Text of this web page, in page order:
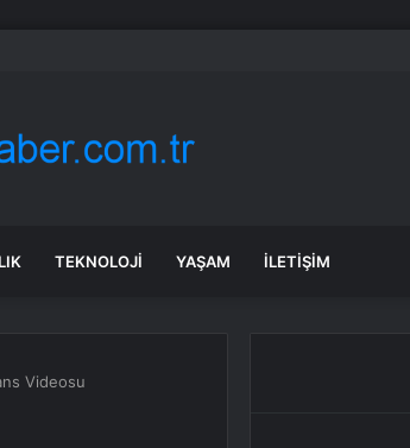
kalkınma yolculuğunda yeni dönem
TEKNOLOJI YAŞAM İLETIŞIM
Videosu